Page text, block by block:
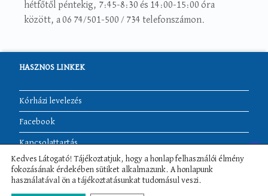
hétfőtől péntekig, 7:45-8:30 és 14:00-15:00 óra
között, a 06 74/501-500 / 734 telefonszámon.
HASZNOS LINKEK
Kórházi levelezés
Facebook
Kapcsolattartás
Akadálymentesítési nyilatkozat
Kedves Látogató! Tájékoztatjuk, hogy a honlap felhasználói élmény
fokozásának érdekében sütiket alkalmazunk. A honlapunk
használatával ön a tájékoztatásunkat tudomásul veszi.